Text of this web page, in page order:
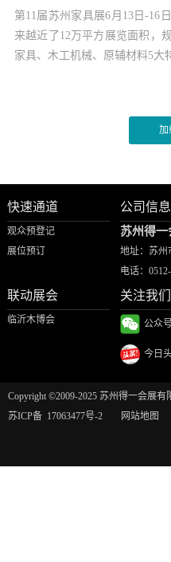
第11届苏州家具展6月13日-16
来越近了12万平方展览面积，
家具、木工机械、原辅材料5大
快速通道
观众预登记
展位预订
公司信息
苏州得一
地址：苏州
电话：
联动展会
临沂木博会
关注我们
公众
今日
Copyright ©2009-2025 苏州得一会展有
苏ICP备 17063477号-2
网站地图